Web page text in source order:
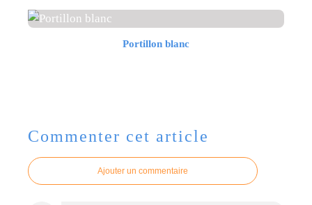
Portillon blanc
Commenter cet article
Ajouter un commentaire